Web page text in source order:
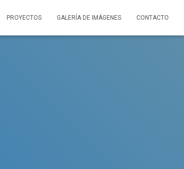
PROYECTOS GALERÍA DE IMÁGENES CONTACTO